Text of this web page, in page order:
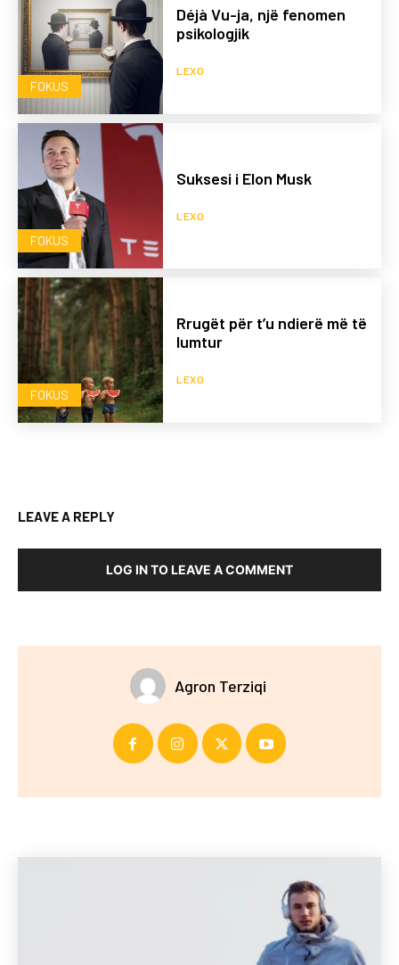
FOKUS
Déjà Vu-ja, një fenomen
psikologjik
LEXO
FOKUS
Suksesi i Elon Musk
LEXO
FOKUS
Rrugët për t’u ndierë më të
lumtur
LEXO
LEAVE A REPLY
LOG IN TO LEAVE A COMMENT
Agron Terziqi